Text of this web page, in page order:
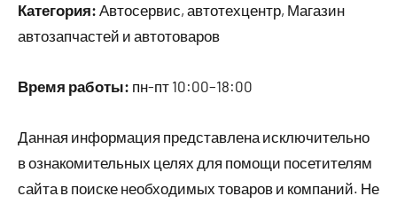
Категория: Автосервис, автотехцентр, Магазин
автозапчастей и автотоваров
Время работы: пн-пт 10:00–18:00
Данная информация представлена исключительно
в ознакомительных целях для помощи посетителям
сайта в поиске необходимых товаров и компаний. Не